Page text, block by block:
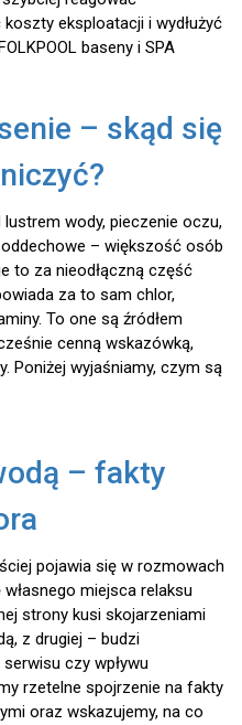
eksploatacji i wydłużyć
baseny i SPA
– skąd się
wody, pieczenie oczu,
– większość osób
to za nieodłączną część
za to sam chlor,
To one są źródłem
cenną wskazówką,
Poniżej wyjaśniamy, czym są
– fakty
pojawia się w rozmowach
miejsca relaksu
strony kusi skojarzeniami
z drugiej – budzi
czy wpływu
rzetelne spojrzenie na fakty
oraz wskazujemy, na co